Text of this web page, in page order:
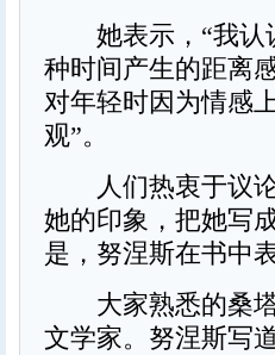
她表示，“我认
种时间产生的距离
对年轻时因为情感
观”。
人们热衷于议论
她的印象，把她写
是，努涅斯在书中
大家熟悉的桑塔
文学家。努涅斯写